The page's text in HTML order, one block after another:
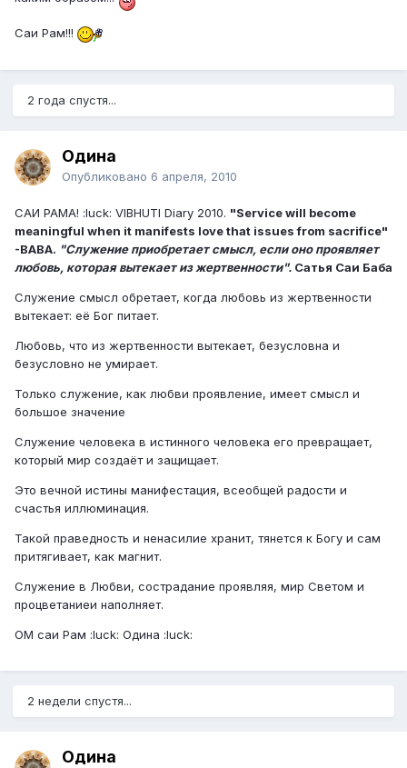
Саи Рам!!!
2 года спустя...
Одина
Опубликовано 6 апреля, 2010
САИ РАМА! :luck: VIBHUTI Diary 2010. "Service will become
meaningful when it manifests love that issues from sacrifice"
-BABA. "Служение приобретает смысл, если оно проявляет
любовь, которая вытекает из жертвенности". Сатья Саи Баба
Служение смысл обретает, когда любовь из жертвенности
вытекает: её Бог питает.
Любовь, что из жертвенности вытекает, безусловна и
безусловно не умирает.
Только служение, как любви проявление, имеет смысл и
большое значение
Служение человека в истинного человека его превращает,
который мир создаёт и защищает.
Это вечной истины манифестация, всеобщей радости и
счастья иллюминация.
Такой праведность и ненасилие хранит, тянется к Богу и сам
притягивает, как магнит.
Служение в Любви, сострадание проявляя, мир Светом и
процветаниеи наполняет.
ОМ саи Рам :luck: Одина :luck:
2 недели спустя...
Одина